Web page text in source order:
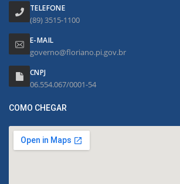
TELEFONE
(89) 3515-1100
E-MAIL
governo@floriano.pi.gov.br
CNPJ
06.554.067/0001-54
COMO CHEGAR